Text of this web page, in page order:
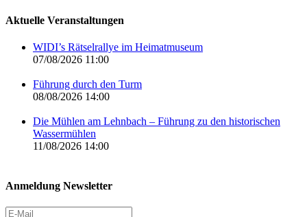
Aktuelle Veranstaltungen
WIDI’s Rätselrallye im Heimatmuseum
07/08/2026 11:00
Führung durch den Turm
08/08/2026 14:00
Die Mühlen am Lehnbach – Führung zu den historischen
Wassermühlen
11/08/2026 14:00
Anmeldung Newsletter